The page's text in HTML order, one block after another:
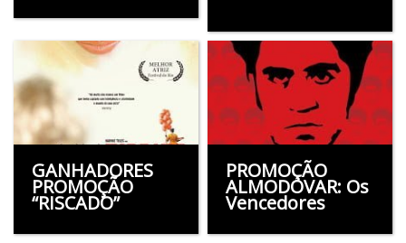
GANHADORES
PROMOÇÃO
“RISCADO”
PROMOÇÃO
ALMODÓVAR: Os
Vencedores